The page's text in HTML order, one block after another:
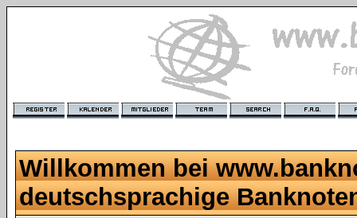
Willkommen bei
deutschsprachige